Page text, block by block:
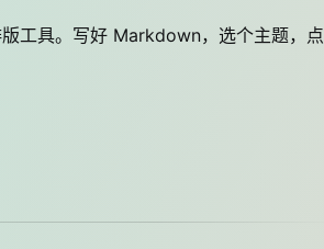
工具。写好 Markdown，选个主题，点